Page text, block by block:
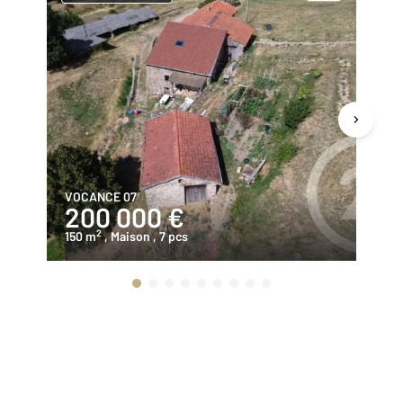
VOCANCE 07
200 000 €
150 m2 , Maison, 7 pcs